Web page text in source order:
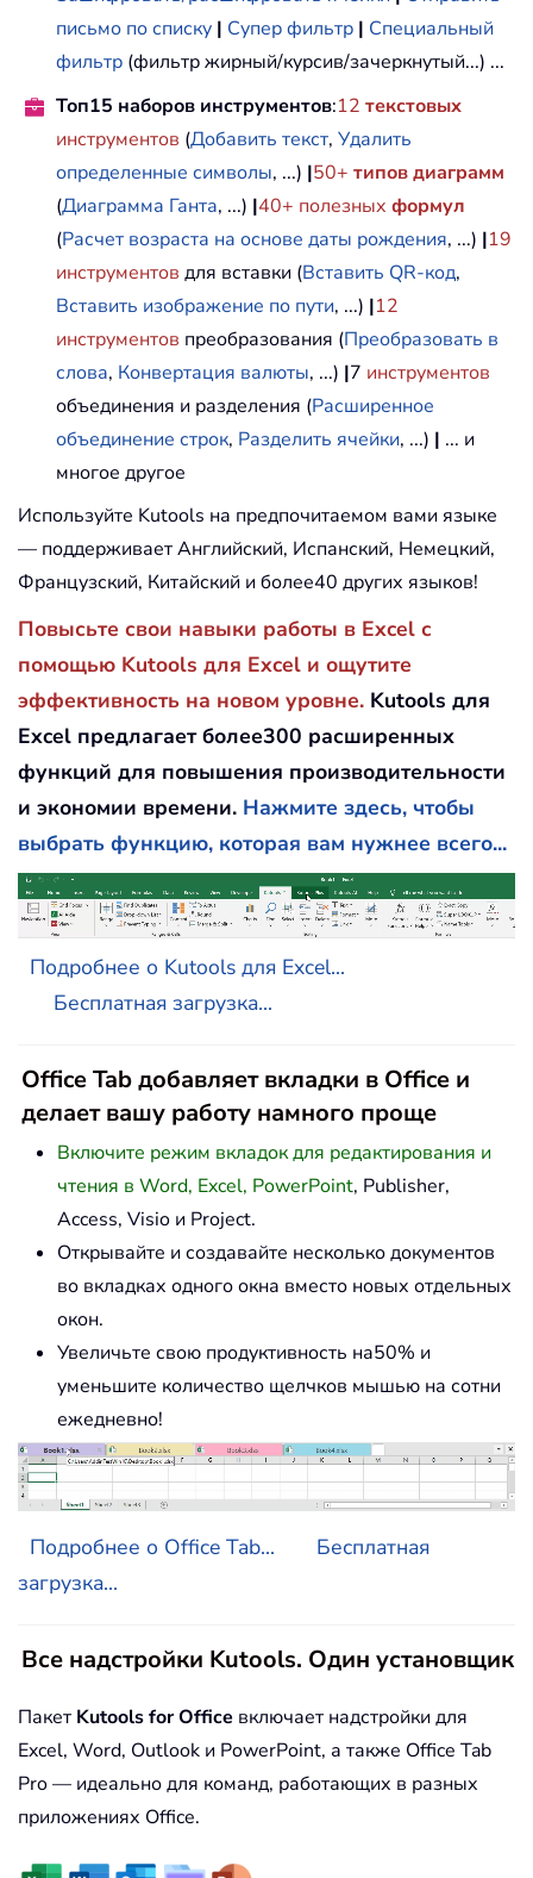
письмо по списку | Супер фильтр | Специальный
фильтр (фильтр жирный/курсив/зачеркнутый...) ...
Топ15 наборов инструментов:12 текстовых
инструментов (Добавить текст, Удалить
определенные символы, ...) |50+ типов диаграмм
(Диаграмма Ганта, ...) |40+ полезных формул
(Расчет возраста на основе даты рождения, ...) |19
инструментов для вставки (Вставить QR-код,
Вставить изображение по пути, ...) |12
инструментов преобразования (Преобразовать в
слова, Конвертация валюты, ...) |7 инструментов
объединения и разделения (Расширенное
объединение строк, Разделить ячейки, ...) | ... и
многое другое
Используйте Kutools на предпочитаемом вами языке
— поддерживает Английский, Испанский, Немецкий,
Французский, Китайский и более40 других языков!
Повысьте свои навыки работы в Excel с
помощью Kutools для Excel и ощутите
эффективность на новом уровне. Kutools для
Excel предлагает более300 расширенных
функций для повышения производительности
и экономии времени. Нажмите здесь, чтобы
выбрать функцию, которая вам нужнее всего...
Подробнее о Kutools для Excel...
Бесплатная загрузка...
Office Tab добавляет вкладки в Office и
делает вашу работу намного проще
Включите режим вкладок для редактирования и
чтения в Word, Excel, PowerPoint, Publisher,
Access, Visio и Project.
Открывайте и создавайте несколько документов
во вкладках одного окна вместо новых отдельных
окон.
Увеличьте свою продуктивность на50% и
уменьшите количество щелчков мышью на сотни
ежедневно!
Подробнее о Office Tab...
Бесплатная
загрузка...
Все надстройки Kutools. Один установщик
Пакет Kutools for Office включает надстройки для
Excel, Word, Outlook и PowerPoint, а также Office Tab
Pro — идеально для команд, работающих в разных
приложениях Office.